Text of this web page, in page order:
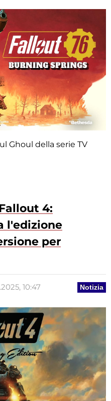
Ghoul della serie TV
4:
l'edizione
per
Notizia
10:47